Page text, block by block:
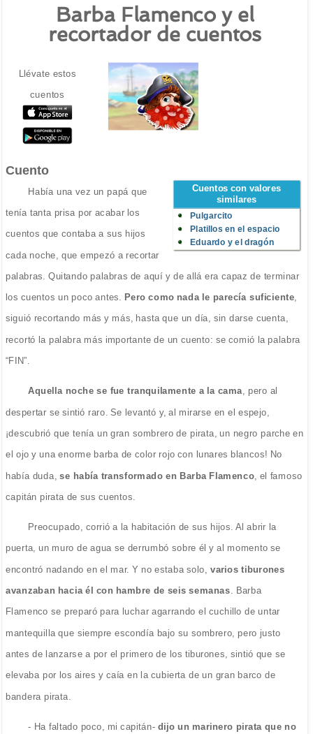
Barba Flamenco y el
recortador de cuentos
Llévate estos
cuentos
Cuento
Cuentos con valores
similares
Pulgarcito
Platillos en el espacio
Eduardo y el dragón
Había una vez un papá que
tenía tanta prisa por acabar los
cuentos que contaba a sus hijos
cada noche, que empezó a recortar
palabras. Quitando palabras de aquí y de allá era capaz de terminar
los cuentos un poco antes. Pero como nada le parecía suficiente
siguió recortando más y más, hasta que un día, sin darse cuenta,
recortó la palabra más importante de un cuento: se comió la palabra
“FIN”.
Aquella noche se fue tranquilamente a la cama, pero al
despertar se sintió raro. Se levantó y, al mirarse en el espejo,
¡descubrió que tenía un gran sombrero de pirata, un negro parche en
el ojo y una enorme barba de color rojo con lunares blancos! No
había duda, se había transformado en Barba Flamenco, el famoso
capitán pirata de sus cuentos.
Preocupado, corrió a la habitación de sus hijos. Al abrir la
puerta, un muro de agua se derrumbó sobre él y al momento se
encontró nadando en el mar. Y no estaba solo, varios tiburones
avanzaban hacia él con hambre de seis semanas . Barba
Flamenco se preparó para luchar agarrando el cuchillo de untar
mantequilla que siempre escondía bajo su sombrero, pero justo
antes de lanzarse a por el primero de los tiburones, sintió que se
elevaba por los aires y caía en la cubierta de un gran barco de
bandera pirata.
- Ha faltado poco, mi capitán- dijo un marinero pirata que no